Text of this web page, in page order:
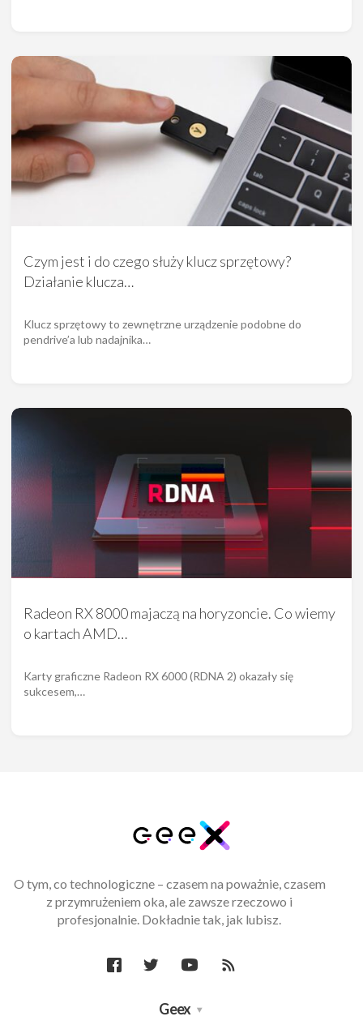
Czym jest i do czego służy klucz sprzętowy?
Działanie klucza…
Klucz sprzętowy to zewnętrzne urządzenie podobne do
pendrive’a lub nadajnika…
Radeon RX 8000 majaczą na horyzoncie. Co wiemy
o kartach AMD…
Karty graficzne Radeon RX 6000 (RDNA 2) okazały się
sukcesem,…
O tym, co technologiczne – czasem na poważnie, czasem
z przymrużeniem oka, ale zawsze rzeczowo i
profesjonalnie. Dokładnie tak, jak lubisz.
Geex